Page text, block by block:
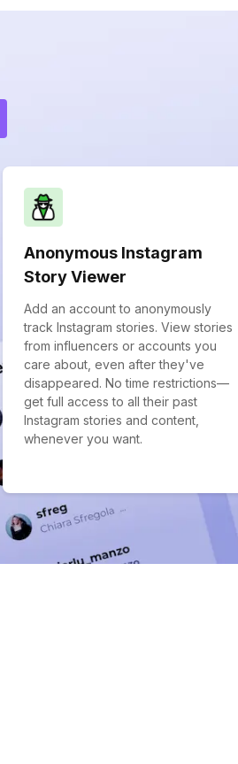
Anonymous Instagram
Story Viewer
Add an account to anonymously
track Instagram stories. View stories
from influencers or accounts you
care about, even after they've
disappeared. No time restrictions—
get full access to all their past
Instagram stories and content,
whenever you want.